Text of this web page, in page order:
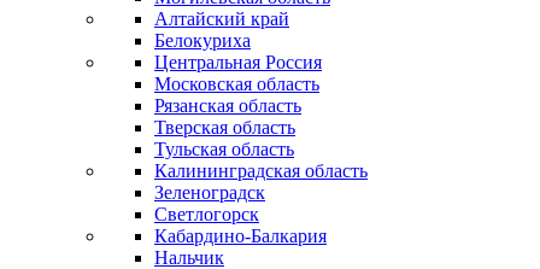
Алтайский край
Белокуриха
Центральная Россия
Московская область
Рязанская область
Тверская область
Тульская область
Калининградская область
Зеленоградск
Светлогорск
Кабардино-Балкария
Нальчик